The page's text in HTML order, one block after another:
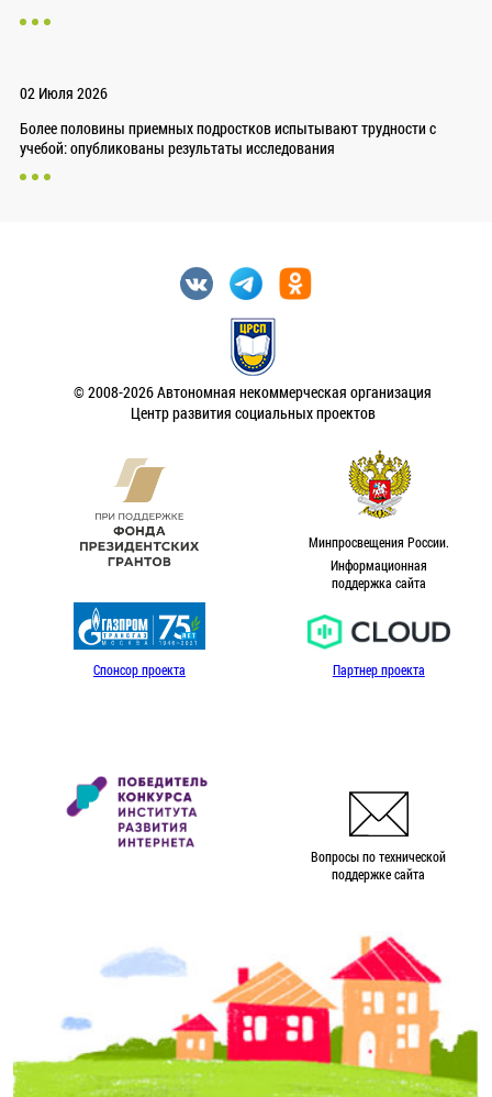
02 Июля 2026
Более половины приемных подростков испытывают трудности с
учебой: опубликованы результаты исследования
© 2008-2026 Автономная некоммерческая организация
Центр развития социальных проектов
Минпросвещения России.
Информационная
поддержка сайта
Спонсор проекта Партнер проекта
Вопросы по технической
поддержке сайта